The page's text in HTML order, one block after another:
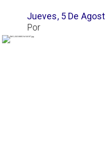
Jueves, 5 De
Por